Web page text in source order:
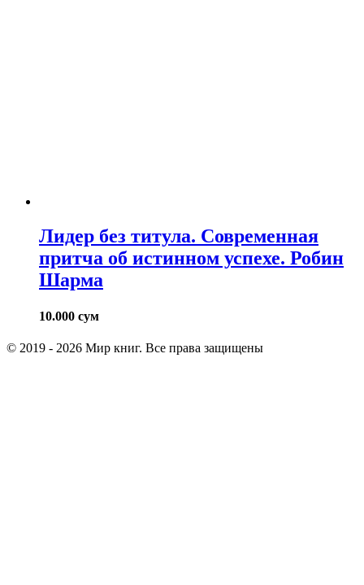
Лидер без титула. Современная
притча об истинном успехе. Робин
Шарма
10.000 сум
© 2019 - 2026 Мир книг. Все права защищены